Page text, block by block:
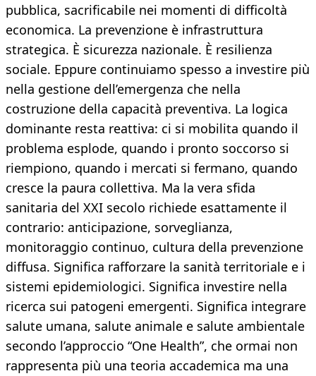
pubblica, sacrificabile nei momenti di difficoltà
economica. La prevenzione è infrastruttura
strategica. È sicurezza nazionale. È resilienza
sociale. Eppure continuiamo spesso a investire più
nella gestione dell’emergenza che nella
costruzione della capacità preventiva. La logica
dominante resta reattiva: ci si mobilita quando il
problema esplode, quando i pronto soccorso si
riempiono, quando i mercati si fermano, quando
cresce la paura collettiva. Ma la vera sfida
sanitaria del XXI secolo richiede esattamente il
contrario: anticipazione, sorveglianza,
monitoraggio continuo, cultura della prevenzione
diffusa. Significa rafforzare la sanità territoriale e i
sistemi epidemiologici. Significa investire nella
ricerca sui patogeni emergenti. Significa integrare
salute umana, salute animale e salute ambientale
secondo l’approccio “One Health”, che ormai non
rappresenta più una teoria accademica ma una